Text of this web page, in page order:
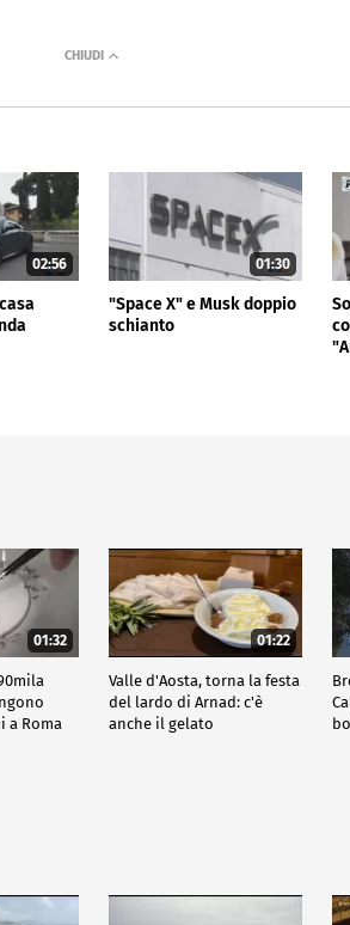
02:56 01:30
"Space X" e Musk doppio
schianto
01:32
a Roma
01:22
Valle d'Aosta, torna la festa
del lardo di Arnad: c'è
anche il gelato